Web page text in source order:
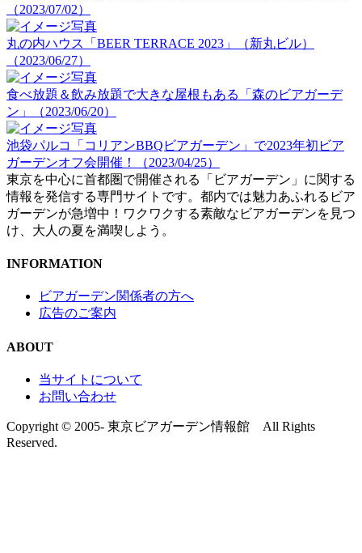
（2023/07/02）
丸の内ハウス「BEER TERRACE 2023」（新丸ビル）
（2023/06/27）
食べ放題＆飲み放題で大きな屋根もある「森のビアガーデ
ン」（2023/06/20）
池袋パルコ「コリアンBBQビアガーデン」で2023年初ビア
ガーデンオフ会開催！（2023/04/25）
東京を中心に首都圏で開催される「ビアガーデン」に関する
情報を発信する専門サイトです。都内では魅力あふれるビア
ガーデンが急増中！ワクワクする素敵なビアガーデンを見つ
け、大人の夏を満喫しよう。
INFORMATION
ビアガーデン関係者の方へ
広告のご案内
ABOUT
当サイトについて
お問い合わせ
Copyright © 2005- 東京ビアガーデン情報館 All Rights
Reserved.